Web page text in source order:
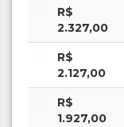
R$
2.327,00
R$
2.127,00
R$
1.927,00